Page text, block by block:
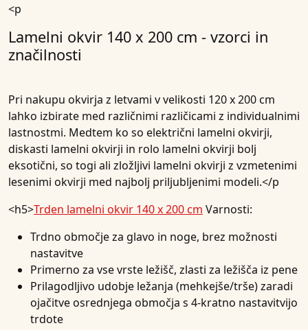
<p
Lamelni okvir 140 x 200 cm - vzorci in
značilnosti
Pri nakupu okvirja z letvami v velikosti 120 x 200 cm
lahko izbirate med različnimi različicami z individualnimi
lastnostmi. Medtem ko so električni lamelni okvirji,
diskasti lamelni okvirji in rolo lamelni okvirji bolj
eksotični, so togi ali zložljivi lamelni okvirji z vzmetenimi
lesenimi okvirji med najbolj priljubljenimi modeli.</p
<h5>Trden lamelni okvir 140 x 200 cm Varnosti:
Trdno območje za glavo in noge, brez možnosti
nastavitve
Primerno za vse vrste ležišč, zlasti za ležišča iz pene
Prilagodljivo udobje ležanja (mehkejše/trše) zaradi
ojačitve osrednjega območja s 4-kratno nastavitvijo
trdote